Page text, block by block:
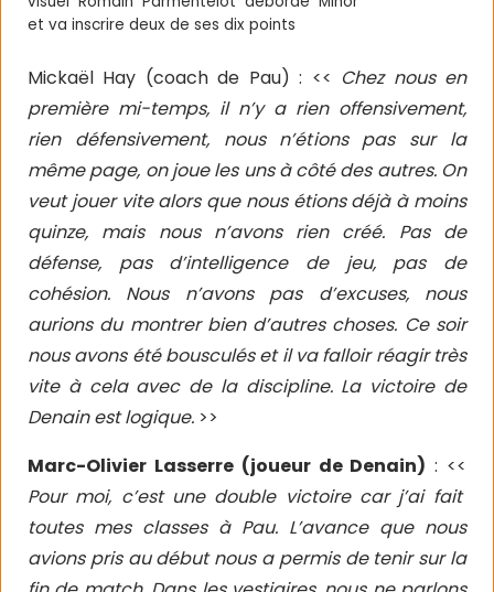
et va inscrire deux de ses dix points
Mickaël Hay (coach de Pau) : << Chez nous en
première mi-temps, il n’y a rien offensivement,
rien défensivement, nous n’étions pas sur la
même page, on joue les uns à côté des autres. On
veut jouer vite alors que nous étions déjà à moins
quinze, mais nous n’avons rien créé. Pas de
défense, pas d’intelligence de jeu, pas de
cohésion. Nous n’avons pas d’excuses, nous
aurions du montrer bien d’autres choses. Ce soir
nous avons été bousculés et il va falloir réagir très
vite à cela avec de la discipline. La victoire de
Denain est logique. >>
Marc-Olivier Lasserre (joueur de Denain) : <<
Pour moi, c’est une double victoire car j’ai fait
toutes mes classes à Pau. L’avance que nous
avions pris au début nous a permis de tenir sur la